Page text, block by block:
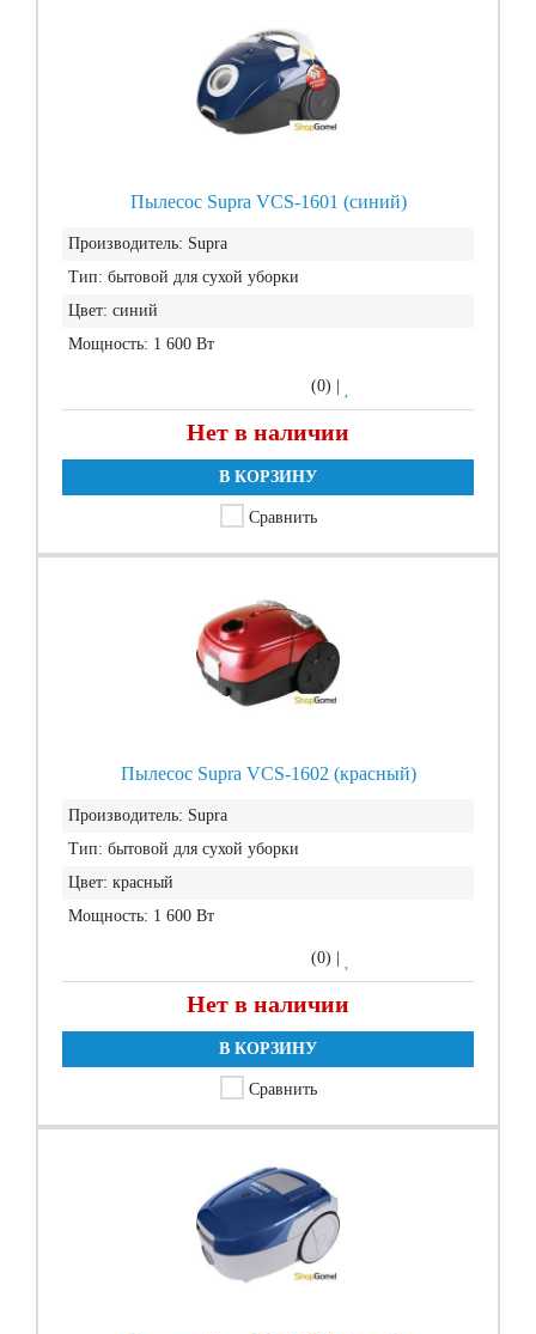
Пылесос Supra VCS-1601 (синий)
Производитель: Supra
Тип: бытовой для сухой уборки
Цвет: синий
Мощность: 1 600 Вт
(0)
Нет в наличии
В КОРЗИНУ
Сравнить
Пылесос Supra VCS-1602 (красный)
Производитель: Supra
Тип: бытовой для сухой уборки
Цвет: красный
Мощность: 1 600 Вт
(0)
Нет в наличии
В КОРЗИНУ
Сравнить